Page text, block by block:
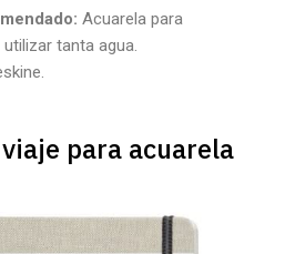
Acuarela para
tanta agua.
para acuarela